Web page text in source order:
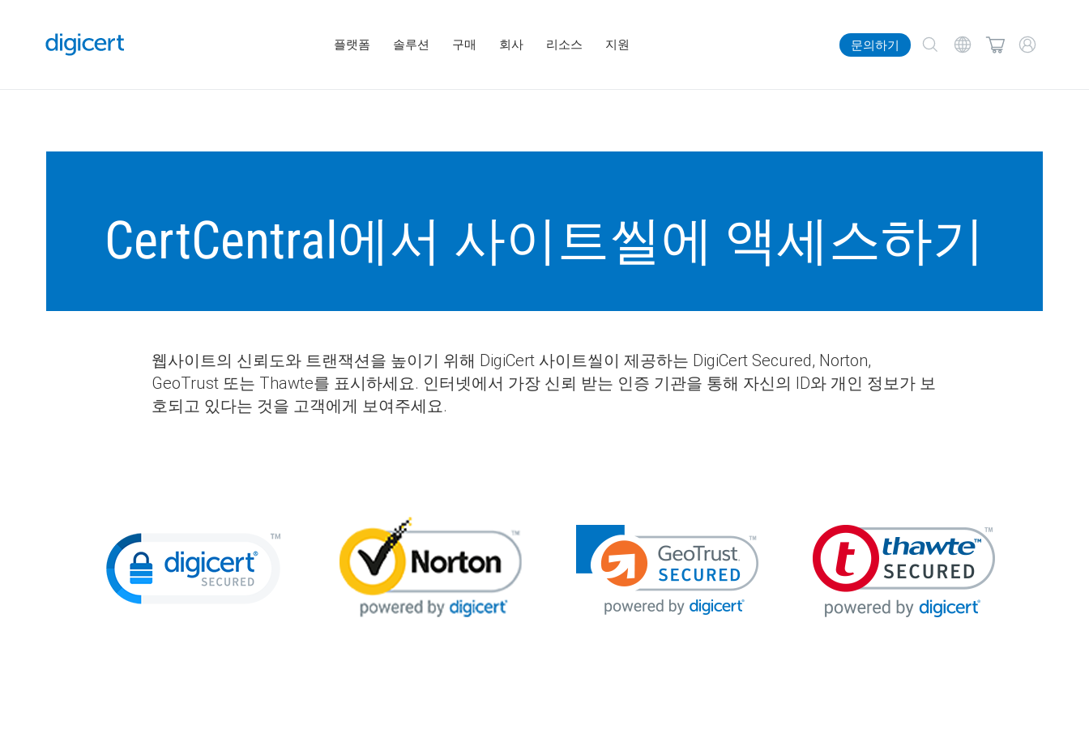
플랫폼 솔루션 구매 회사 리소스 지원 문의하기
CertCentral에서 사이트씰에 액세스하기
웹사이트의 신뢰도와 트랜잭션을 높이기 위해 DigiCert 사이트씰이 제공하는 DigiCert Secured, Norton,
GeoTrust 또는 Thawte를 표시하세요. 인터넷에서 가장 신뢰 받는 인증 기관을 통해 자신의 ID와 개인 정보가 보
호되고 있다는 것을 고객에게 보여주세요.